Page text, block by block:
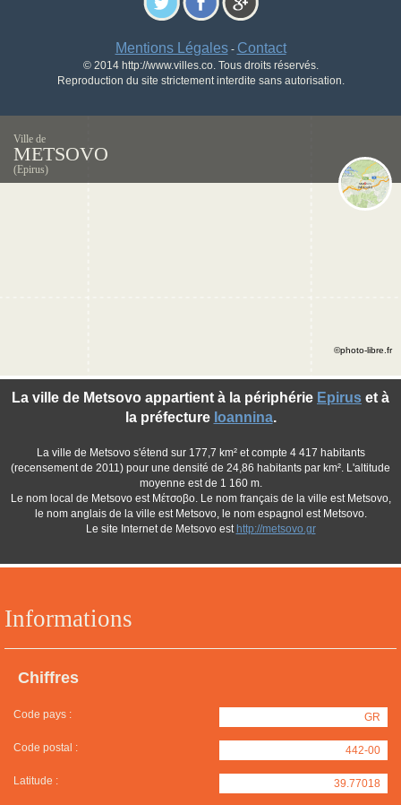
Mentions Légales- Contact
© 2014 http://www.villes.co. Tous droits réservés.
Reproduction du site strictement interdite sans autorisation.
Ville de
METSOVO
(Epirus)
Informations
Chiffres
Code pays : GR
Code postal : 442-00
Latitude : 39.77018
La ville de Metsovo appartient à la périphérie Epirus et à
la préfecture Ioannina.
La ville de Metsovo s'étend sur 177,7 km² et compte 4 417 habitants
(recensement de 2011) pour une densité de 24,86 habitants par km². L'altitude
moyenne est de 1 160 m.
Le nom local de Metsovo est Μέτσοβο. Le nom français de la ville est Metsovo,
le nom anglais de la ville est Metsovo, le nom espagnol est Metsovo.
Le site Internet de Metsovo est http://metsovo.gr
©photo-libre.fr